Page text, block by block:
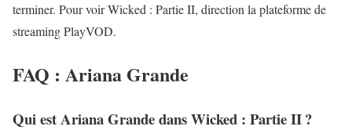
terminer. Pour voir Wicked : Partie II, direction la plateforme de
streaming PlayVOD.
FAQ : Ariana Grande
Qui est Ariana Grande dans Wicked : Partie II ?